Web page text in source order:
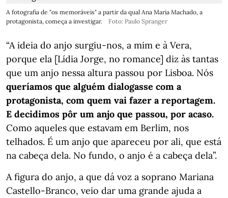
A fotografia de "os memoráveis" a partir da qual Ana Maria Machado, a
protagonista, começa a investigar.
Foto: Paulo Spranger
“A ideia do anjo surgiu-nos, a mim e à Vera,
porque ela [Lídia Jorge, no romance] diz às tantas
que um anjo nessa altura passou por Lisboa. Nós
queríamos que alguém dialogasse com a
protagonista, com quem vai fazer a reportagem.
E decidimos pôr um anjo que passou, por acaso.
Como aqueles que estavam em Berlim, nos
telhados. É um anjo que apareceu por ali, que está
na cabeça dela. No fundo, o anjo é a cabeça dela”.
A figura do anjo, a que dá voz a soprano Mariana
Castello-Branco, veio dar uma grande ajuda a